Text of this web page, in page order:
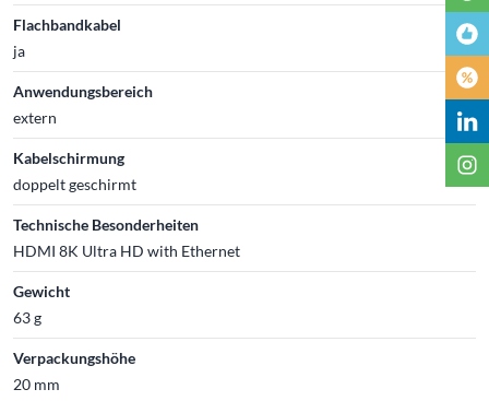
Flachbandkabel
ja
Anwendungsbereich
extern
Kabelschirmung
doppelt geschirmt
Technische Besonderheiten
HDMI 8K Ultra HD with Ethernet
Gewicht
63 g
Verpackungshöhe
20 mm